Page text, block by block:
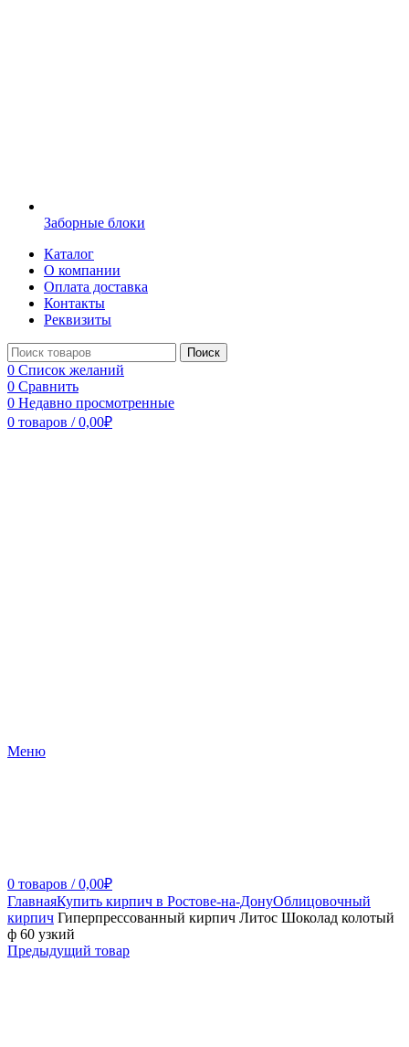
Заборные блоки
Каталог
О компании
Оплата доставка
Контакты
Реквизиты
Поиск
0 Список желаний
0 Сравнить
0 Недавно просмотренные
0 товаров / 0,00₽
Меню
0 товаров / 0,00₽
ГлавнаяКупить кирпич в Ростове-на-ДонуОблицовочный
кирпич Гиперпрессованный кирпич Литос Шоколад колотый
ф 60 узкий
Предыдущий товар